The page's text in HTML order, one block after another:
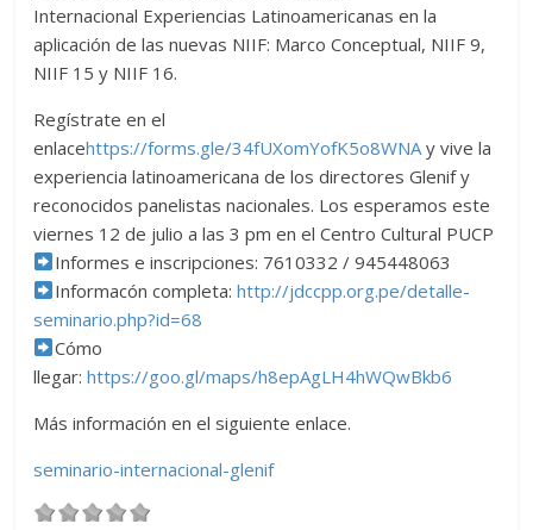
Internacional Experiencias Latinoamericanas en la
aplicación de las nuevas NIIF: Marco Conceptual, NIIF 9,
NIIF 15 y NIIF 16.
Regístrate en el
enlacehttps://forms.gle/34fUXomYofK5o8WNA y vive la
experiencia latinoamericana de los directores Glenif y
reconocidos panelistas nacionales. Los esperamos este
viernes 12 de julio a las 3 pm en el Centro Cultural PUCP
Informes e inscripciones: 7610332 / 945448063
Informacón completa: http://jdccpp.org.pe/detalle-
seminario.php?id=68
Cómo
llegar:https://goo.gl/maps/h8epAgLH4hWQwBkb6
Más información en el siguiente enlace.
seminario-internacional-glenif